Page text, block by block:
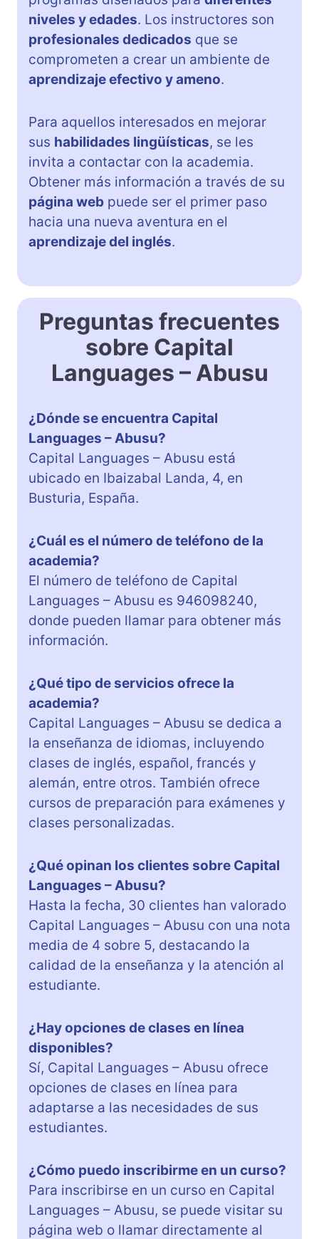
niveles y edades. Los instructores son
profesionales dedicados que se
comprometen a crear un ambiente de
aprendizaje efectivo y ameno.
Para aquellos interesados en mejorar
sus habilidades lingüísticas, se les
invita a contactar con la academia.
Obtener más información a través de su
página web puede ser el primer paso
hacia una nueva aventura en el
aprendizaje del inglés.
Preguntas frecuentes
sobre Capital
Languages – Abusu
¿Dónde se encuentra Capital
Languages – Abusu?
Capital Languages – Abusu está
ubicado en Ibaizabal Landa, 4, en
Busturia, España.
¿Cuál es el número de teléfono de la
academia?
El número de teléfono de Capital
Languages – Abusu es 946098240,
donde pueden llamar para obtener más
información.
¿Qué tipo de servicios ofrece la
academia?
Capital Languages – Abusu se dedica a
la enseñanza de idiomas, incluyendo
clases de inglés, español, francés y
alemán, entre otros. También ofrece
cursos de preparación para exámenes y
clases personalizadas.
¿Qué opinan los clientes sobre Capital
Languages – Abusu?
Hasta la fecha, 30 clientes han valorado
Capital Languages – Abusu con una nota
media de 4 sobre 5, destacando la
calidad de la enseñanza y la atención al
estudiante.
¿Hay opciones de clases en línea
disponibles?
Sí, Capital Languages – Abusu ofrece
opciones de clases en línea para
adaptarse a las necesidades de sus
estudiantes.
¿Cómo puedo inscribirme en un curso?
Para inscribirse en un curso en Capital
Languages – Abusu, se puede visitar su
página web o llamar directamente al